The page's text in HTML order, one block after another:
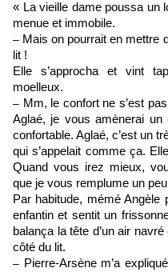
« La vieille dame poussa un
menue et immobile.
– Mais on pourrait en mettre
lit !
Elle s’approcha et vint
moelleux.
– Mm, le confort ne s’est
Aglaé, je vous amènerai
confortable. Aglaé, c’est un
qui s’appelait comme ça.
Quand vous irez mieux,
que je vous remplume un
Par habitude, mémé
enfantin et sentit un
balança la tête d’un air
côté du lit.
– Pierre-Arsène m’a